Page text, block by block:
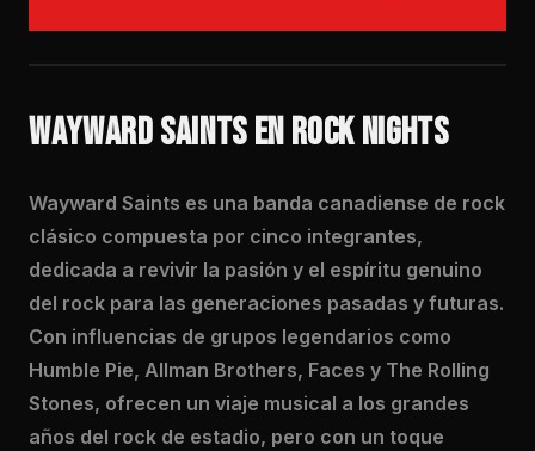
WAYWARD SAINTS EN ROCK NIGHTS
Wayward Saints es una banda canadiense de rock
clásico compuesta por cinco integrantes,
dedicada a revivir la pasión y el espíritu genuino
del rock para las generaciones pasadas y futuras.
Con influencias de grupos legendarios como
Humble Pie, Allman Brothers, Faces y The Rolling
Stones, ofrecen un viaje musical a los grandes
años del rock de estadio, pero con un toque